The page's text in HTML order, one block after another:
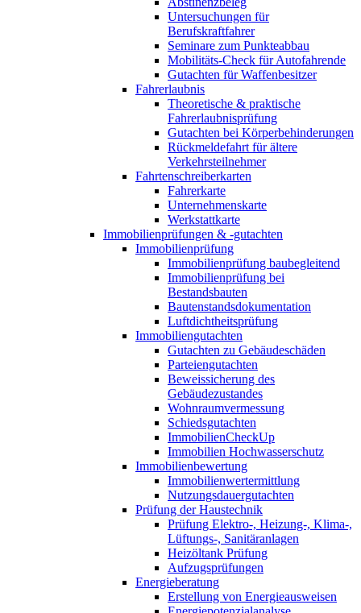
Untersuchungen für
Berufskraftfahrer
Seminare zum Punkteabbau
Mobilitäts-Check für Autofahrende
Gutachten für Waffenbesitzer
Fahrerlaubnis
Theoretische & praktische
Fahrerlaubnisprüfung
Gutachten bei Körperbehinderungen
Rückmeldefahrt für ältere
Verkehrsteilnehmer
Fahrtenschreiberkarten
Fahrerkarte
Unternehmenskarte
Werkstattkarte
Immobilienprüfungen & -gutachten
Immobilienprüfung
Immobilienprüfung baubegleitend
Immobilienprüfung bei
Bestandsbauten
Bautenstandsdokumentation
Luftdichtheitsprüfung
Immobiliengutachten
Gutachten zu Gebäudeschäden
Parteiengutachten
Beweissicherung des
Gebäudezustandes
Wohnraumvermessung
Schiedsgutachten
ImmobilienCheckUp
Immobilien Hochwasserschutz
Immobilienbewertung
Immobilienwertermittlung
Nutzungsdauergutachten
Prüfung der Haustechnik
Prüfung Elektro-, Heizung-, Klima-,
Lüftungs-, Sanitäranlagen
Heizöltank Prüfung
Aufzugsprüfungen
Energieberatung
Erstellung von Energieausweisen